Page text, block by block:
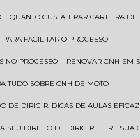
QUANTO CUSTA TIRAR CARTEIRA
FACILITAR O PROCESSO
NO PROCESSO RENOVAR CNH EM
TUDO SOBRE CNH DE MOTO
DE DIRIGIR: DICAS DE AULAS
SEU DIREITO DE DIRIGIR TIRE